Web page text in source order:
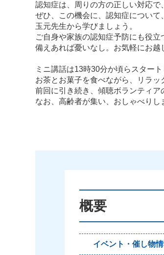
認知症は、周りの方の正しい対応で
ぜひ、この機会に、認知症につい
玉元先生から学びましょう。
ご自身や家族の認知症予防にも役立
備えあれば憂いなし。お気軽にお越
ミニ講話は13時30分か頃らスター
お茶とお菓子を食べながら、リラッ
前回に引き続き、傾聴ボランティア
なお、高齢者が集い、おしゃべりし
概要
イベント・催し物